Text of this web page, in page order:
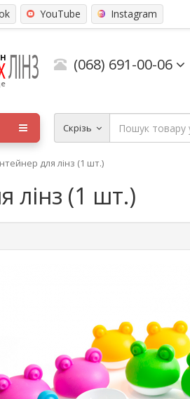
YouTube Instagram
(068) 691-00-06
Скрізь
для лінз (1 шт.)
лінз (1 шт.)